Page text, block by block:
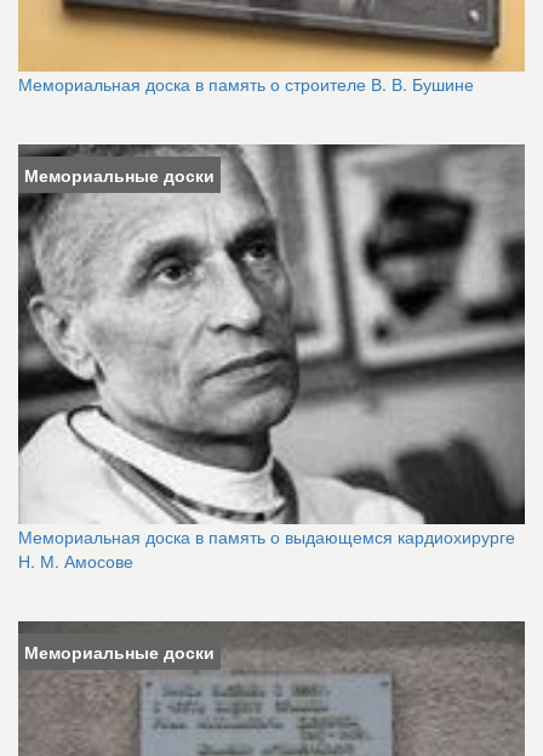
Мемориальная доска в память о строителе В. В. Бушине
Мемориальные доски
Мемориальная доска в память о выдающемся кардиохирурге
Н. М. Амосове
Мемориальные доски